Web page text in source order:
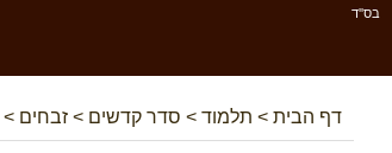
בס''ד
דף הבית > תלמוד > סדר קדשים > זבחים >